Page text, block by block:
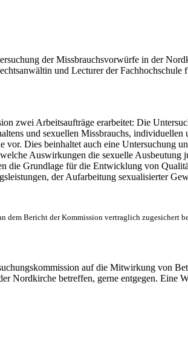
der Missbrauchsvorwürfe in der
und Lecturer der
zwei Arbeitsaufträge erarbeitet: Die
und sexuellen Missbrauchs,
vor. Dies beinhaltet auch eine Untersuchung
Auswirkungen die sexuelle
die Grundlage für die Entwicklung von
der Aufarbeitung sexualisierter
dem Bericht der Kommission vertraglich
auf die Mitwirkung von
Nordkirche betreffen, gerne entgegen.